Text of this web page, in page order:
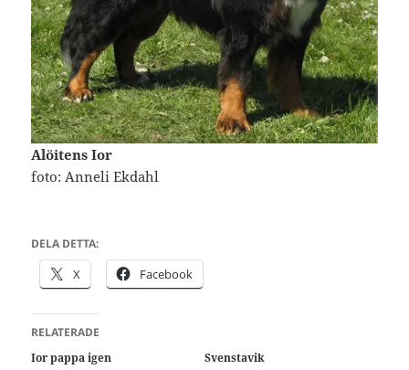
Alöitens Ior
foto: Anneli Ekdahl
DELA DETTA:
X Facebook
RELATERADE
Ior pappa igen
Svenstavik